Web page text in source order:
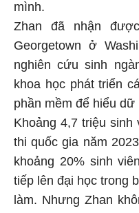
mình.
Zhan đã nhận
Georgetown ở
nghiên cứu sinh
khoa học phát triển
phần mềm để hiểu dữ
Khoảng 4,7 triệu
thi quốc gia năm
khoảng 20% sinh
tiếp lên đại học trong
làm. Nhưng Zhan